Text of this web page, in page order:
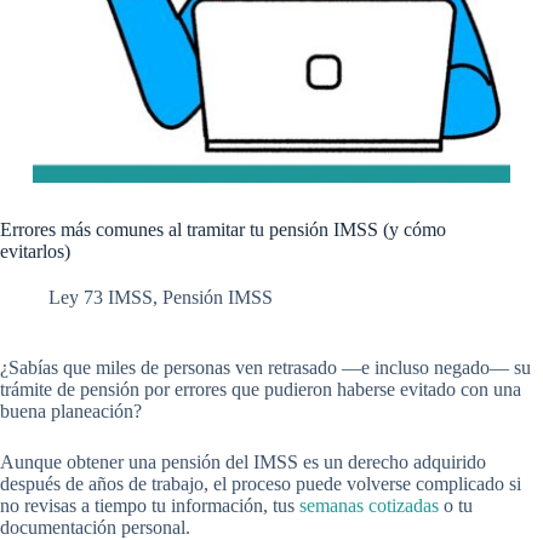
Errores más comunes al tramitar tu pensión IMSS (y cómo
evitarlos)
Ley 73 IMSS, Pensión IMSS
¿Sabías que miles de personas ven retrasado —e incluso negado— su
trámite de pensión por errores que pudieron haberse evitado con una
buena planeación?
Aunque obtener una pensión del IMSS es un derecho adquirido
después de años de trabajo, el proceso puede volverse complicado si
no revisas a tiempo tu información, tus semanas cotizadas o tu
documentación personal.